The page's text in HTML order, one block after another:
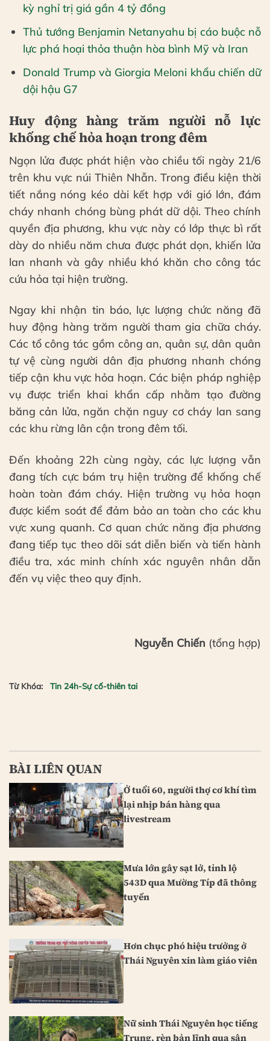
kỳ nghỉ trị giá gần 4 tỷ đồng
Thủ tướng Benjamin Netanyahu bị cáo buộc nỗ
lực phá hoại thỏa thuận hòa bình Mỹ và Iran
Donald Trump và Giorgia Meloni khẩu chiến dữ
dội hậu G7
Huy động hàng trăm người nỗ lực
khống chế hỏa hoạn trong đêm
Ngọn lửa được phát hiện vào chiều tối ngày 21/6
trên khu vực núi Thiên Nhẫn. Trong điều kiện thời
tiết nắng nóng kéo dài kết hợp với gió lớn, đám
cháy nhanh chóng bùng phát dữ dội. Theo chính
quyền địa phương, khu vực này có lớp thực bì rất
dày do nhiều năm chưa được phát dọn, khiến lửa
lan nhanh và gây nhiều khó khăn cho công tác
cứu hỏa tại hiện trường.
Ngay khi nhận tin báo, lực lượng chức năng đã
huy động hàng trăm người tham gia chữa cháy.
Các tổ công tác gồm công an, quân sự, dân quân
tự vệ cùng người dân địa phương nhanh chóng
tiếp cận khu vực hỏa hoạn. Các biện pháp nghiệp
vụ được triển khai khẩn cấp nhằm tạo đường
băng cản lửa, ngăn chặn nguy cơ cháy lan sang
các khu rừng lân cận trong đêm tối.
Đến khoảng 22h cùng ngày, các lực lượng vẫn
đang tích cực bám trụ hiện trường để khống chế
hoàn toàn đám cháy. Hiện trường vụ hỏa hoạn
được kiểm soát để đảm bảo an toàn cho các khu
vực xung quanh. Cơ quan chức năng địa phương
đang tiếp tục theo dõi sát diễn biến và tiến hành
điều tra, xác minh chính xác nguyên nhân dẫn
đến vụ việc theo quy định.
Nguyễn Chiến (tổng hợp)
Từ Khóa: Tin 24h-Sự cố-thiên tai
BÀI LIÊN QUAN
Ở tuổi 60, người thợ cơ khí tìm
lại nhịp bán hàng qua
livestream
Mưa lớn gây sạt lở, tỉnh lộ
543D qua Mường Típ đã thông
tuyến
Hơn chục phó hiệu trưởng ở
Thái Nguyên xin làm giáo viên
Nữ sinh Thái Nguyên học tiếng
Trung, rèn bản lĩnh qua sân